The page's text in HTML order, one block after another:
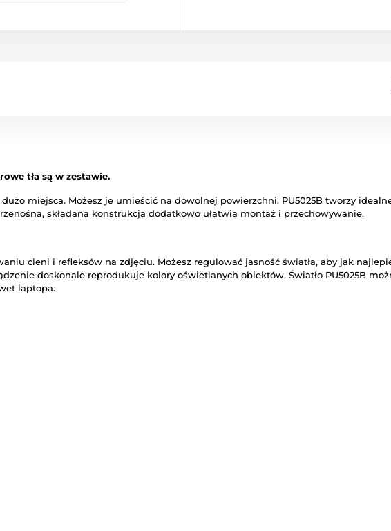
tła są w zestawie.
miejsca. Możesz je umieścić na dowolnej powierzchni. PU5025B tworzy
składana konstrukcja dodatkowo ułatwia montaż i przechowywanie.
cieni i refleksów na zdjęciu. Możesz regulować jasność światła, aby jak
doskonale reprodukuje kolory oświetlanych obiektów. Światło PU5025B
laptopa.